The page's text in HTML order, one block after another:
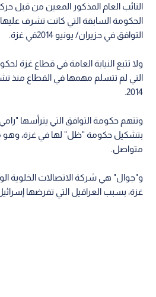
النائب العام المذكور المعين من
الحكومة السابقة التي كانت تشرف
التوافق في حزيران/ يونيو 2014في غزة.
ولا تتبع النيابة العامة في قطاع غزة
2014.
وتتهم حكومة التوافق التي يترأسها
بتشكيل حكومة "ظل" لها في غزة، وهو
متواصل.
و"جوال" هي شركة الاتصالات الخلوية
غزة، بسبب العراقيل التي تفرضها